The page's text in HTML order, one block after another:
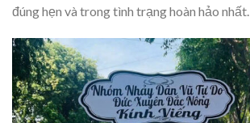
đúng hẹn và trong tình trạng hoàn hảo nhất.